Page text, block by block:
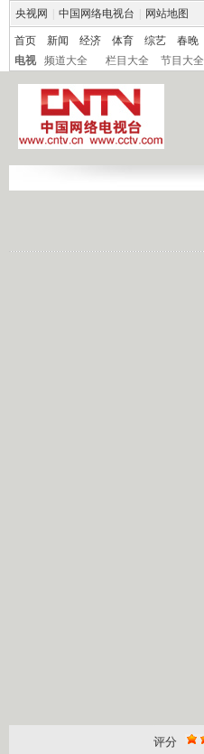
央视网 中国网络电视台 网站地图
首页 新闻 经济 体育 综艺 春晚
电视
频道大全 栏目大全 节目大全
评分